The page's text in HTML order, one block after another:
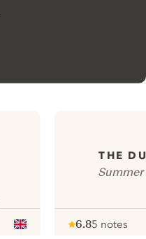
THE
6.85 notes